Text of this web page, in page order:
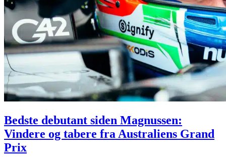
Bedste debutant siden Magnussen:
Vindere og tabere fra Australiens Grand
Prix